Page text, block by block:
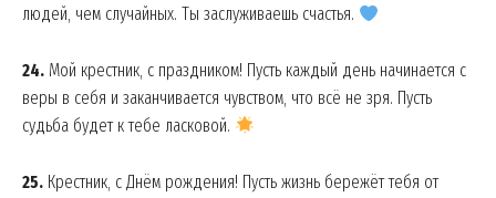
людей, чем случайных. Ты заслуживаешь счастья.
24. Мой крестник, с праздником! Пусть каждый день начинается с
веры в себя и заканчивается чувством, что всё не зря. Пусть
судьба будет к тебе ласковой.
25. Крестник, с Днём рождения! Пусть жизнь бережёт тебя от